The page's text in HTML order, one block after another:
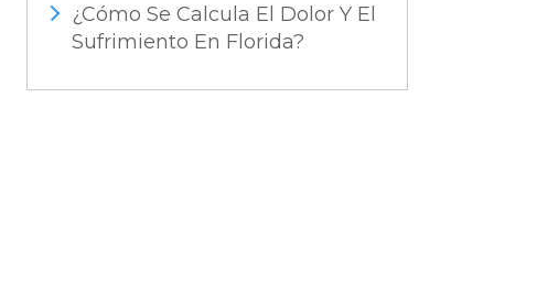
¿Cómo Se Calcula El Dolor Y El
Sufrimiento En Florida?